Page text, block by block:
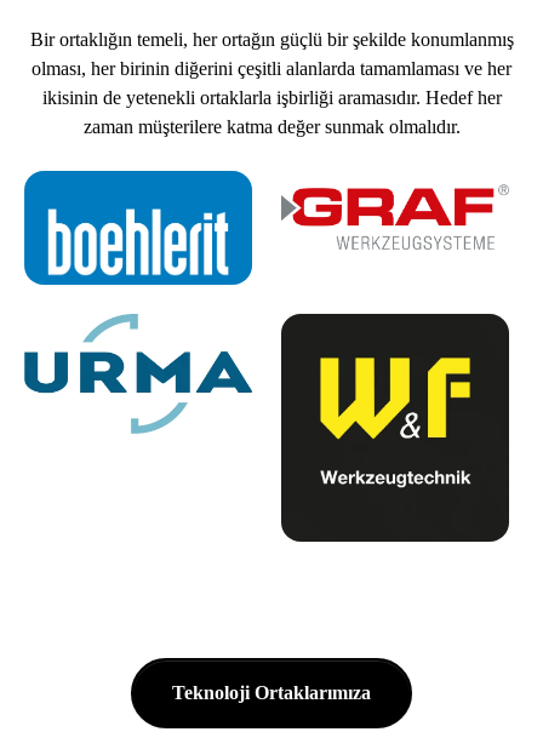
Bir ortaklığın temeli, her ortağın güçlü bir şekilde konumlanmış
olması, her birinin diğerini çeşitli alanlarda tamamlaması ve her
ikisinin de yetenekli ortaklarla işbirliği aramasıdır. Hedef her
zaman müşterilere katma değer sunmak olmalıdır.
Teknoloji Ortaklarımıza